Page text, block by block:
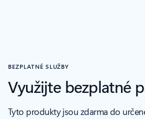
BEZPLATNÉ SLUŽBY
Využijte bezplatné
Tyto produkty jsou zdarma do